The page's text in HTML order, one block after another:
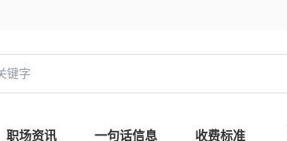
职场资讯 一句话信息 收费标准